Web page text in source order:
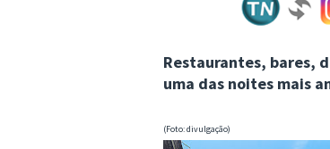
Restaurantes, bares,
uma das noites mais
(Foto: divulgação)